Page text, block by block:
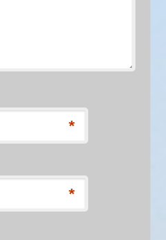
*
*